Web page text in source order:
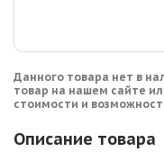
Данного товара нет в
товар на нашем сайте
стоимости и
Описание товара